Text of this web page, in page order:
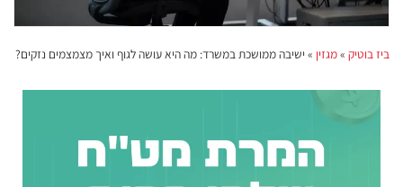
ביז בוטיק »מגזין » ישיבה ממושכת במשרד: מה היא עושה לגוף ואיך מצמצמים נזקים?